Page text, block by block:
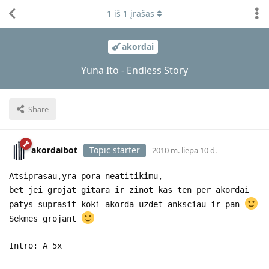
akordai
Yuna Ito - Endless Story
Share
1 iš 1 įrašas
akordaibot Topic starter 2010 m. liepa 10 d.
Atsiprasau,yra pora neatitikimu,
bet jei grojat gitara ir zinot kas ten per akordai
patys suprasit koki akorda uzdet anksciau ir pan
Sekmes grojant
Intro: A 5x